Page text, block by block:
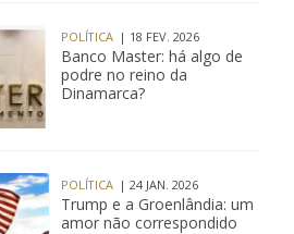
POLÍTICA | 18 FEV. 2026
Banco Master: há algo de
podre no reino da
Dinamarca?
POLÍTICA | 24 JAN. 2026
Trump e a Groenlândia: um
amor não correspondido